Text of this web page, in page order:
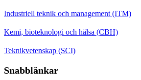
Industriell teknik och management (ITM)
Kemi, bioteknologi och hälsa (CBH)
Teknikvetenskap (SCI)
Snabblänkar